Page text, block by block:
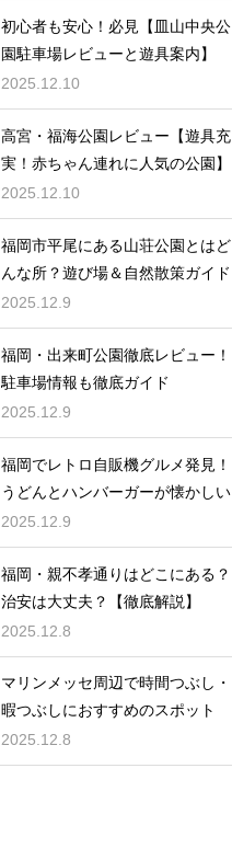
初心者も安心！必見【皿山中央公
園駐車場レビューと遊具案内】
2025.12.10
高宮・福海公園レビュー【遊具充
実！赤ちゃん連れに人気の公園】
2025.12.10
福岡市平尾にある山荘公園とはど
んな所？遊び場＆自然散策ガイド
2025.12.9
福岡・出来町公園徹底レビュー！
駐車場情報も徹底ガイド
2025.12.9
福岡でレトロ自販機グルメ発見！
うどんとハンバーガーが懐かしい
2025.12.9
福岡・親不孝通りはどこにある？
治安は大丈夫？【徹底解説】
2025.12.8
マリンメッセ周辺で時間つぶし・
暇つぶしにおすすめのスポット
2025.12.8